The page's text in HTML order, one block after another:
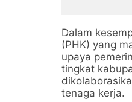
Dalam
(PHK) yang
upaya
tingkat
tenaga kerja.